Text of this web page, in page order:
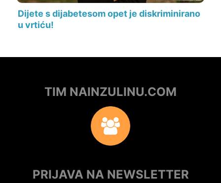
Dijete s dijabetesom opet je diskriminirano
u vrtiću!
TIM NAINZULINU.COM
PRIJAVA NA NEWSLETTER